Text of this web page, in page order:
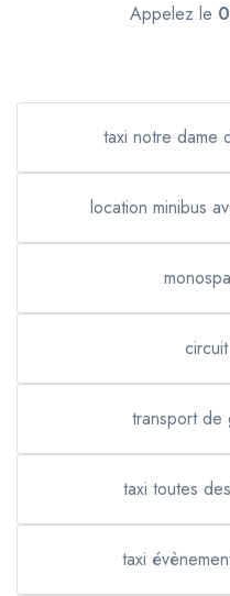
Appelez le
taxi notre dame
location minibus
transport de
taxi toutes
taxi